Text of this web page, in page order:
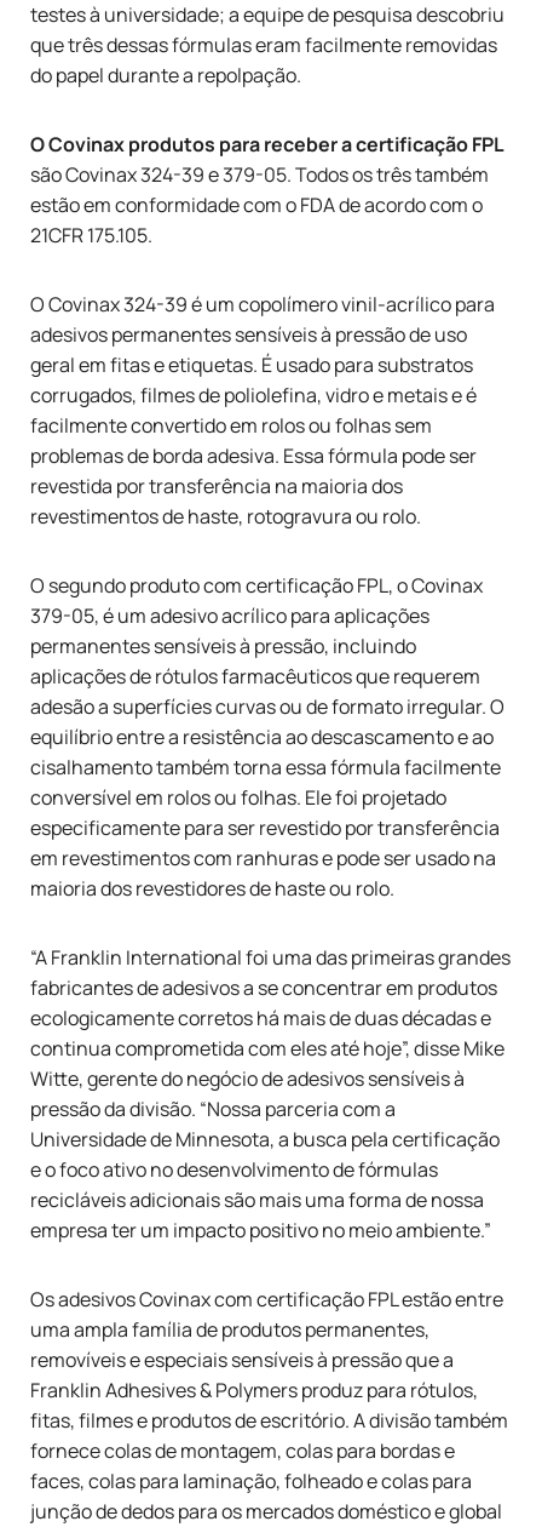
testes à universidade; a equipe de pesquisa descobriu
que três dessas fórmulas eram facilmente removidas
do papel durante a repolpação.
OCovinaxprodutos para receber a certificação FPL
são Covinax 324-39 e 379-05. Todos os três também
estão em conformidade com o FDA de acordo com o
21CFR 175.105.
O Covinax 324-39 é um copolímero vinil-acrílico para
adesivos permanentes sensíveis à pressão de uso
geral em fitas e etiquetas. É usado para substratos
corrugados, filmes de poliolefina, vidro e metais e é
facilmente convertido em rolos ou folhas sem
problemas de borda adesiva. Essa fórmula pode ser
revestida por transferência na maioria dos
revestimentos de haste, rotogravura ou rolo.
O segundo produto com certificação FPL, o Covinax
379-05, é um adesivo acrílico para aplicações
permanentes sensíveis à pressão, incluindo
aplicações de rótulos farmacêuticos que requerem
adesão a superfícies curvas ou de formato irregular. O
equilíbrio entre a resistência ao descascamento e ao
cisalhamento também torna essa fórmula facilmente
conversível em rolos ou folhas. Ele foi projetado
especificamente para ser revestido por transferência
em revestimentos com ranhuras e pode ser usado na
maioria dos revestidores de haste ou rolo.
“A Franklin International foi uma das primeiras grandes
fabricantes de adesivos a se concentrar em produtos
ecologicamente corretos há mais de duas décadas e
continua comprometida com eles até hoje”, disse Mike
Witte, gerente do negócio de adesivos sensíveis à
pressão da divisão. “Nossa parceria com a
Universidade de Minnesota, a busca pela certificação
e o foco ativo no desenvolvimento de fórmulas
recicláveis adicionais são mais uma forma de nossa
empresa ter um impacto positivo no meio ambiente.”
Os adesivos Covinax com certificação FPL estão entre
uma ampla família de produtos permanentes,
removíveis e especiais sensíveis à pressão que a
Franklin Adhesives & Polymers produz para rótulos,
fitas, filmes e produtos de escritório. A divisão também
fornece colas de montagem, colas para bordas e
faces, colas para laminação, folheado e colas para
junção de dedos para os mercados doméstico e global